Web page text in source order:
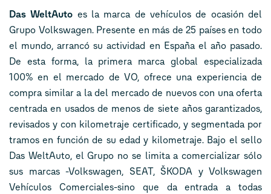
Das WeltAuto es la marca de vehículos de ocasión del
Grupo Volkswagen. Presente en más de 25 países en todo
el mundo, arrancó su actividad en España el año pasado.
De esta forma, la primera marca global especializada
100% en el mercado de VO, ofrece una experiencia de
compra similar a la del mercado de nuevos con una oferta
centrada en usados de menos de siete años garantizados,
revisados y con kilometraje certificado, y segmentada por
tramos en función de su edad y kilometraje. Bajo el sello
Das WeltAuto, el Grupo no se limita a comercializar sólo
sus marcas -Volkswagen, SEAT, ŠKODA y Volkswagen
Vehículos Comerciales-sino que da entrada a todas